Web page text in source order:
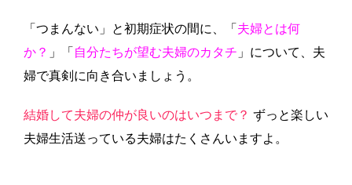
「つまんない」と初期症状の間に、「 夫婦とは何
か？ 」「 自分たちが望む夫婦のカタチ 」について、夫
婦で真剣に向き合いましょう。
結婚して夫婦の仲が良いのはいつまで？ ずっと楽しい
夫婦生活送っている夫婦はたくさんいますよ。